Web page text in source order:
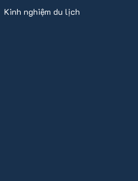
trở về Đài Loan, 02 tấm hình
kê ngân hàng 03 tháng gần
Lan.
Travel Document: Vui
bán tour ngay khi đăng ký
Kinh nghiệm du lịch